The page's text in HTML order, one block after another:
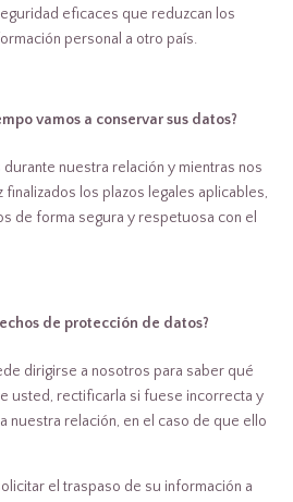
eficaces que reduzcan los
personal a otro país.
vamos a conservar sus datos?
nuestra relación y mientras nos
finalizados los plazos legales aplicables,
de forma segura y respetuosa con el
de protección de datos?
dirigirse a nosotros para saber qué
usted, rectificarla si fuese incorrecta y
nuestra relación, en el caso de que ello
el traspaso de su información a